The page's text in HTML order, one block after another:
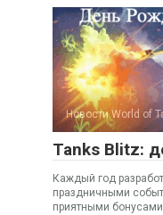
Новости World of
Tanks Blitz:
Каждый год
праздничными
приятными